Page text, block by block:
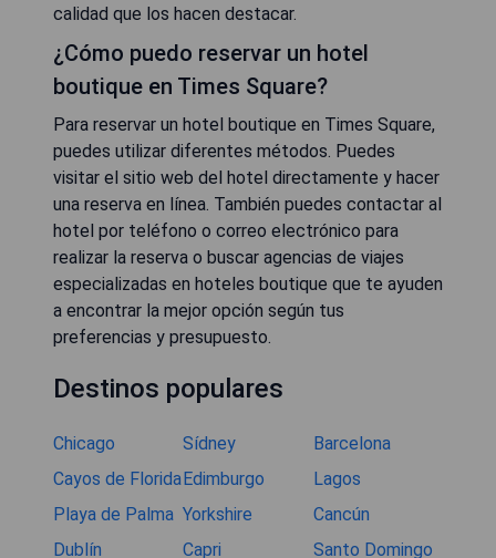
calidad que los hacen destacar.
¿Cómo puedo reservar un hotel
boutique en Times Square?
Para reservar un hotel boutique en Times Square,
puedes utilizar diferentes métodos. Puedes
visitar el sitio web del hotel directamente y hacer
una reserva en línea. También puedes contactar al
hotel por teléfono o correo electrónico para
realizar la reserva o buscar agencias de viajes
especializadas en hoteles boutique que te ayuden
a encontrar la mejor opción según tus
preferencias y presupuesto.
Destinos populares
Chicago Sídney
Barcelona
Cayos de FloridaEdimburgo
Lagos
Playa de Palma Yorkshire
Cancún
Dublín
Capri Santo Domingo